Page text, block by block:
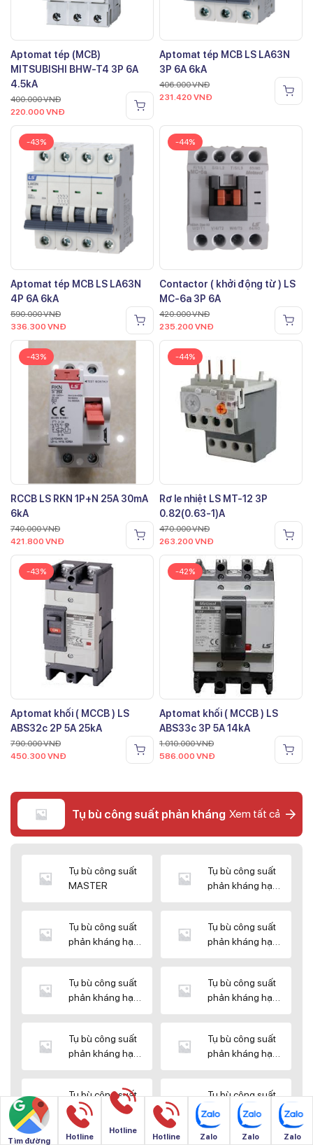
Aptomat tép (MCB)
MITSUBISHI BHW-T4 3P 6A
4.5kA
400.000VNĐ
220.000 VNĐ
Aptomat tép MCB LS LA63N
3P 6A 6kA
406.000VNĐ
231.420 VNĐ
-43%
Aptomat tép MCB LS LA63N
4P 6A 6kA
590.000VNĐ
336.300 VNĐ
-44%
Contactor ( khởi động từ ) LS
MC-6a 3P 6A
420.000VNĐ
235.200 VNĐ
-43%
RCCB LS RKN 1P+N 25A 30mA
6kA
740.000VNĐ
421.800 VNĐ
-44%
Rơ le nhiệt LS MT-12 3P
0.82(0.63-1)A
470.000VNĐ
263.200 VNĐ
-43%
Aptomat khối ( MCCB ) LS
ABS32c 2P 5A 25kA
790.000VNĐ
450.300 VNĐ
-42%
Aptomat khối ( MCCB ) LS
ABS33c 3P 5A 14kA
1.010.000VNĐ
586.000 VNĐ
Tụ bù công suất phản kháng Xem tất cả
Tụ bù công suất
MASTER
Tụ bù công suất
phản kháng hạ
Tụ bù công suất
phản kháng hạ
Tụ bù công suất
phản kháng hạ
Tụ bù công suất
phản kháng hạ
Tụ bù công suất
phản kháng hạ
Tụ bù công suất
phản kháng hạ
Tụ bù công suất
phản kháng hạ
Tụ bù công suất
phản kháng hạ
thế SHIZUKI
Tụ bù công suất
phản kháng hạ
thế SINO
Tìm đường Hotline
Hotline
Hotline Zalo Zalo Zalo